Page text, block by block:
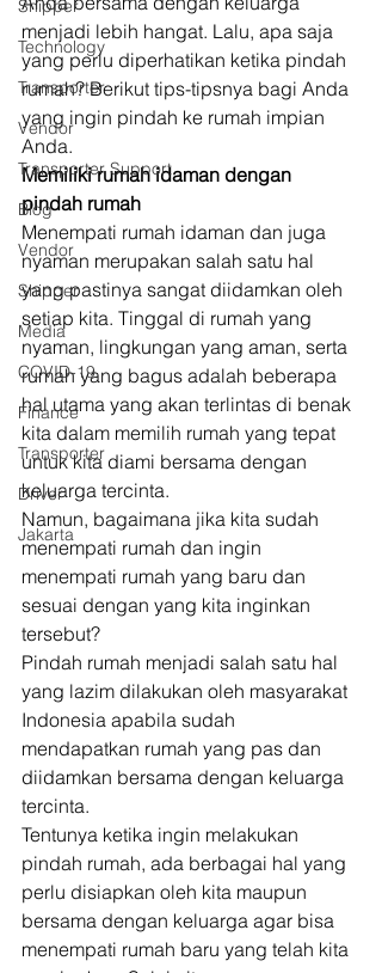
Shipper
Technology
Transporter
Vendor
Transporter Support
Blog
Vendor
Shipper
Media
COVID-19
Finance
Transporter
Driver
Jakarta
menjadi lebih hangat. Lalu, apa saja
yang perlu diperhatikan ketika pindah
rumah? Berikut tips-tipsnya bagi Anda
yang ingin pindah ke rumah impian
Anda.
Memiliki rumah idaman dengan
pindah rumah
Menempati rumah idaman dan juga
nyaman merupakan salah satu hal
yang pastinya sangat diidamkan oleh
setiap kita. Tinggal di rumah yang
nyaman, lingkungan yang aman, serta
rumah yang bagus adalah beberapa
hal utama yang akan terlintas di benak
kita dalam memilih rumah yang tepat
untuk kita diami bersama dengan
keluarga tercinta.
Namun, bagaimana jika kita sudah
menempati rumah dan ingin
menempati rumah yang baru dan
sesuai dengan yang kita inginkan
tersebut?
Pindah rumah menjadi salah satu hal
yang lazim dilakukan oleh masyarakat
Indonesia apabila sudah
mendapatkan rumah yang pas dan
diidamkan bersama dengan keluarga
tercinta.
Tentunya ketika ingin melakukan
pindah rumah, ada berbagai hal yang
perlu disiapkan oleh kita maupun
bersama dengan keluarga agar bisa
menempati rumah baru yang telah kita